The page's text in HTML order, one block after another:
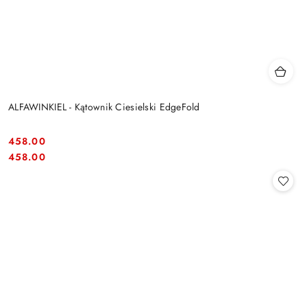
ALFAWINKIEL - Kątownik Ciesielski EdgeFold
Cena:
458.00
Cena:
458.00